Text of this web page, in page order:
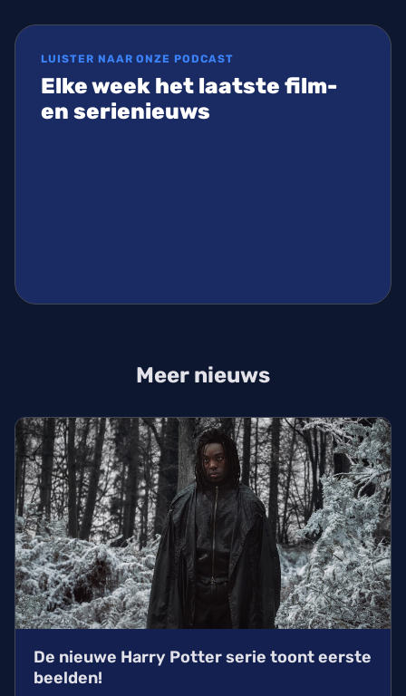
LUISTER NAAR ONZE PODCAST
Elke week het laatste film-
en serienieuws
Meer nieuws
De nieuwe Harry Potter serie toont eerste
beelden!